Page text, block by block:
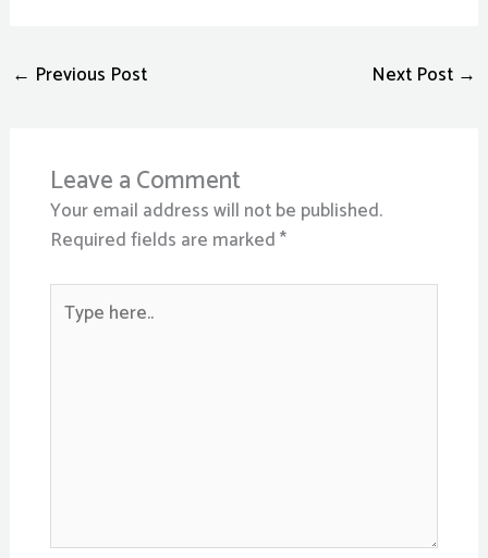
← Previous Post Next Post →
Leave a Comment
Your email address will not be published.
Required fields are marked*
here..